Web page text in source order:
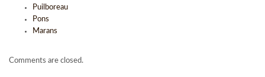
Puilboreau
Pons
Marans
Comments are closed.